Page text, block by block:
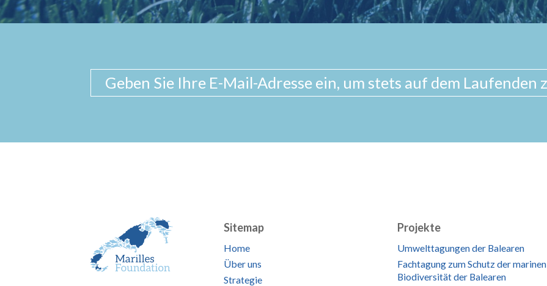
Sitemap
Home
Über uns
Strategie
Projekte
Umwelttagungen der Balearen
Fachtagung zum Schutz der marinen
Biodiversität der Balearen